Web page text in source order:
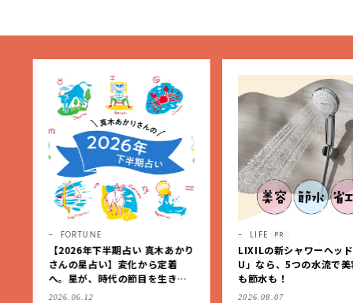
FORTUNE
【2026年下半期占い 真木あかり
さんの星占い】変化から定着
へ。星が、時代の節目を生きる
私たちを導く
2026.06.12
LIFE PR
LIXILの新シャワーヘッド
U」なら、5つの水流で美
も節水も！
2026.08.07